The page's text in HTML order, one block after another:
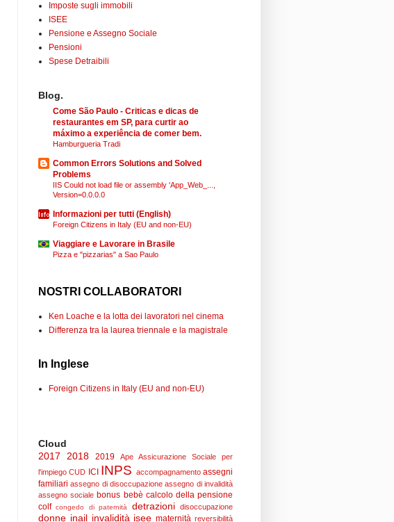
Imposte sugli immobili
ISEE
Pensione e Assegno Sociale
Pensioni
Spese Detraibili
Blog.
Come São Paulo - Criticas e dicas de
restaurantes em SP, para curtir ao
máximo a experiência de comer bem.
Hamburgueria Tradi
Common Errors Solutions and Solved
Problems
IIS Could not load file or assembly 'App_Web_...,
Version=0.0.0.0
Informazioni per tutti (English)
Foreign Citizens in Italy (EU and non-EU)
Viaggiare e Lavorare in Brasile
Pizza e "pizzarias" a Sao Paulo
NOSTRI COLLABORATORI
Ken Loache e la lotta dei lavoratori nel cinema
Differenza tra la laurea triennale e la magistrale
In Inglese
Foreign Citizens in Italy (EU and non-EU)
Cloud
2017
2018 2019 Ape
Assicurazione Sociale per
l'impiego CUD ICI INPS accompagnamento assegni
familiari assegno di disoccupazione assegno di invalidità
assegno sociale bonus bebè calcolo della pensione
colf congedo di paternità detrazioni disoccupazione
donne inail invalidità isee maternità reversibilità